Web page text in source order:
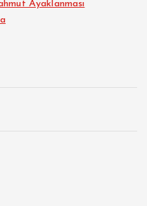
Ayaklanması